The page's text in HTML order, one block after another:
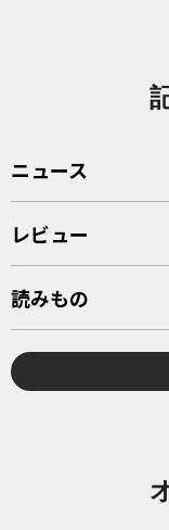
ニュース
レビュー
読みもの